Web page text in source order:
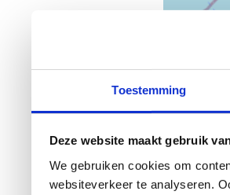
Toestemming
Deze website maakt gebruik
We gebruiken cookies om
websiteverkeer te analyseren.